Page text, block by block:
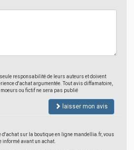
responsabilité de leurs auteurs et doivent
d'achat argumentée. Tout avis diffamatoire,
ou fictif ne sera pas publié
laisser mon avis
d'achat sur la boutique en ligne mandellia.fr, vous
informé avant un achat.